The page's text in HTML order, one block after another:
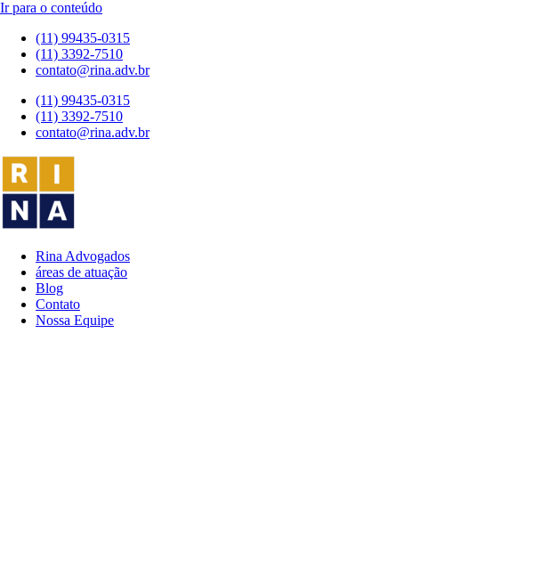
Ir para o conteúdo
(11) 99435-0315
(11) 3392-7510
contato@rina.adv.br
(11) 99435-0315
(11) 3392-7510
contato@rina.adv.br
Rina Advogados
áreas de atuação
Blog
Contato
Nossa Equipe